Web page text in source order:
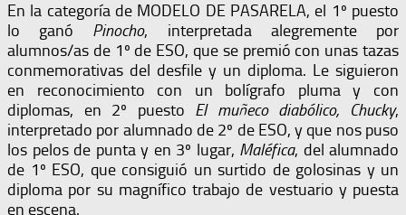
En la categoría de MODELO DE PASARELA, el 1º puesto
lo ganó Pinocho, interpretada alegremente por
alumnos/as de 1º de ESO, que se premió con unas tazas
conmemorativas del desfile y un diploma. Le siguieron
en reconocimiento con un bolígrafo pluma y con
diplomas, en 2º puesto El muñeco diabólico, Chucky,
interpretado por alumnado de 2º de ESO, y que nos puso
los pelos de punta y en 3º lugar, Maléfica, del alumnado
de 1º ESO, que consiguió un surtido de golosinas y un
diploma por su magnífico trabajo de vestuario y puesta
en escena.